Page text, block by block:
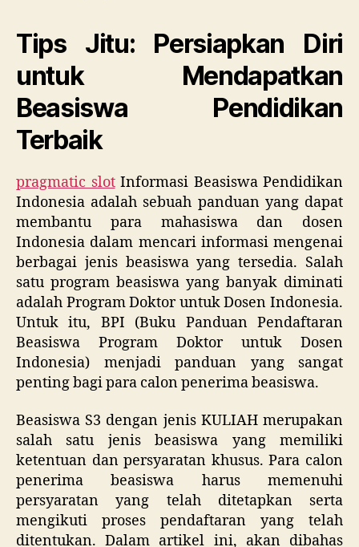
Tips Jitu: Persiapkan Diri
untuk Mendapatkan
Beasiswa Pendidikan
Terbaik
pragmatic slotInformasi Beasiswa Pendidikan
Indonesia adalah sebuah panduan yang dapat
membantu para mahasiswa dan dosen
Indonesia dalam mencari informasi mengenai
berbagai jenis beasiswa yang tersedia. Salah
satu program beasiswa yang banyak diminati
adalah Program Doktor untuk Dosen Indonesia.
Untuk itu, BPI (Buku Panduan Pendaftaran
Beasiswa Program Doktor untuk Dosen
Indonesia) menjadi panduan yang sangat
penting bagi para calon penerima beasiswa.
Beasiswa S3 dengan jenis KULIAH merupakan
salah satu jenis beasiswa yang memiliki
ketentuan dan persyaratan khusus. Para calon
penerima beasiswa harus memenuhi
persyaratan yang telah ditetapkan serta
mengikuti proses pendaftaran yang telah
ditentukan. Dalam artikel ini, akan dibahas